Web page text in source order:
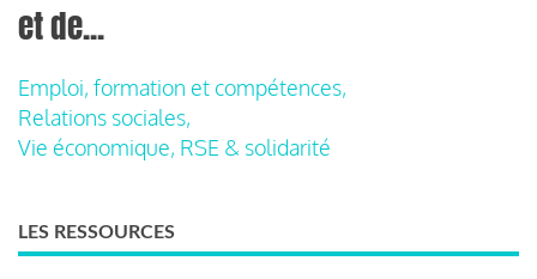
et de...
Emploi, formation et compétences,
Relations sociales,
Vie économique, RSE & solidarité
LES RESSOURCES